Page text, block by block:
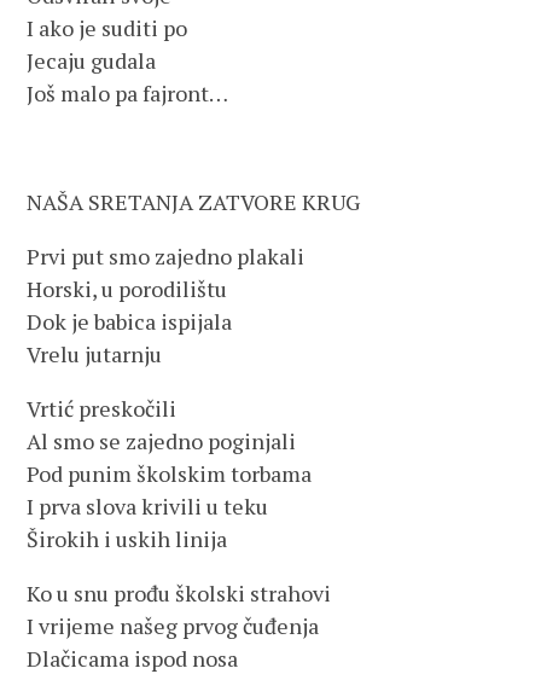
I ako je suditi po
Jecaju gudala
Još malo pa fajront…
NAŠA SRETANJA ZATVORE KRUG
Prvi put smo zajedno plakali
Horski, u porodilištu
Dok je babica ispijala
Vrelu jutarnju
Vrtić preskočili
Al smo se zajedno poginjali
Pod punim školskim torbama
I prva slova krivili u teku
Širokih i uskih linija
Ko u snu prođu školski strahovi
I vrijeme našeg prvog čuđenja
Dlačicama ispod nosa